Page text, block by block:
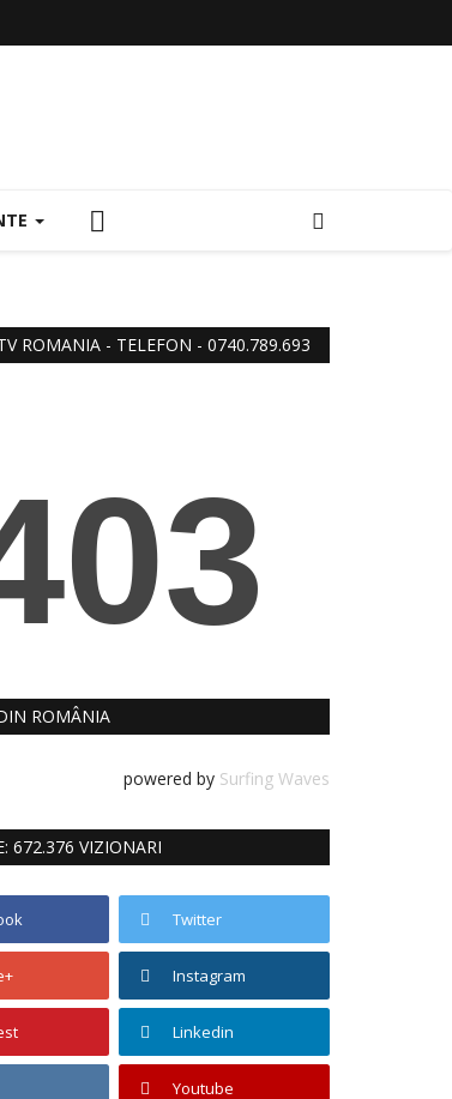
ROMANIA - TELEFON - 0740.789.693
ROMÂNIA
powered by Surfing Waves
672.376 VIZIONARI
Twitter
Instagram
Linkedin
Youtube